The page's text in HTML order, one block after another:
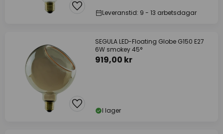
Leveranstid: 9 - 13 arbetsdagar
SEGULA LED-Floating Globe G150 E27
6W smokey 45°
919,00 kr
I lager